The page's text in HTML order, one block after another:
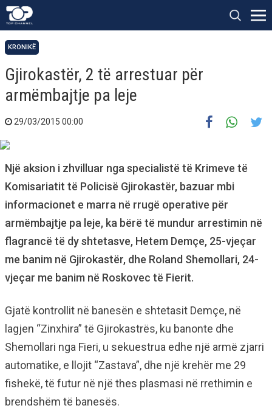
KRONIKË
Gjirokastër, 2 të arrestuar për
armëmbajtje pa leje
29/03/2015 00:00
Një aksion i zhvilluar nga specialistë të Krimeve të
Komisariatit të Policisë Gjirokastër, bazuar mbi
informacionet e marra në rrugë operative për
armëmbajtje pa leje, ka bërë të mundur arrestimin në
flagrancë të dy shtetasve, Hetem Demçe, 25-vjeçar
me banim në Gjirokastër, dhe Roland Shemollari, 24-
vjeçar me banim në Roskovec të Fierit.
Gjatë kontrollit në banesën e shtetasit Demçe, në
lagjen “Zinxhira” të Gjirokastrës, ku banonte dhe
Shemollari nga Fieri, u sekuestrua edhe një armë zjarri
automatike, e llojit “Zastava”, dhe një krehër me 29
fishekë, të futur në një thes plasmasi në rrethimin e
brendshëm të banesës.